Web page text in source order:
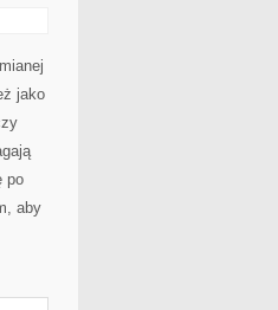
jako
po
aby